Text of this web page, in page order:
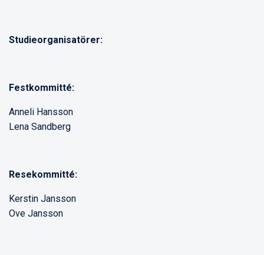
Studieorganisatörer:
Festkommitté:
Anneli Hansson
Lena Sandberg
Resekommitté:
Kerstin Jansson
Ove Jansson